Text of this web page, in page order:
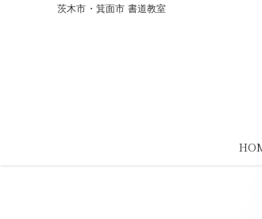
茨木市・箕面市 書道教室